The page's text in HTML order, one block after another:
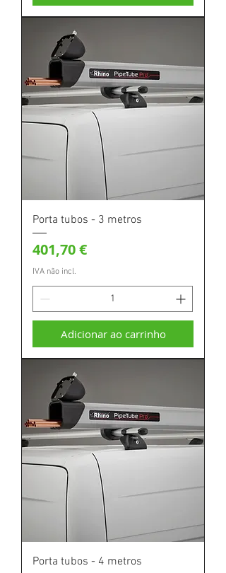
Porta tubos - 3 metros
Preço
401,70 €
IVA não incl.
Adicionar ao carrinho
Porta tubos - 4 metros